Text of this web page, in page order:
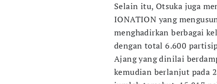
Selain itu, Otsuka juga
IONATION yang
menghadirkan berbagai
dengan total 6.600
Ajang yang dinilai
kemudian berlanjut pada